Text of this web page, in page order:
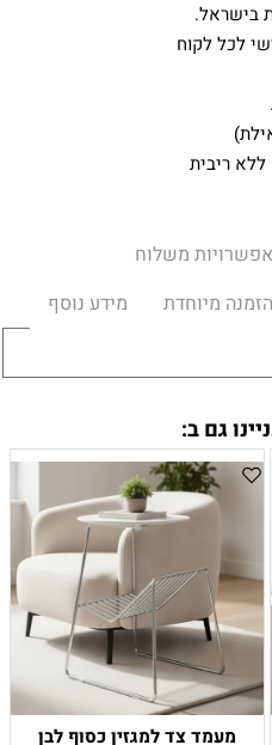
בישראל.
לכל לקוח
ריבית
אפשרויות משלוח
הזמנה מיוחדת
מידע נוסף
גם ב:
מעמד צד למגזין כסוף לבן